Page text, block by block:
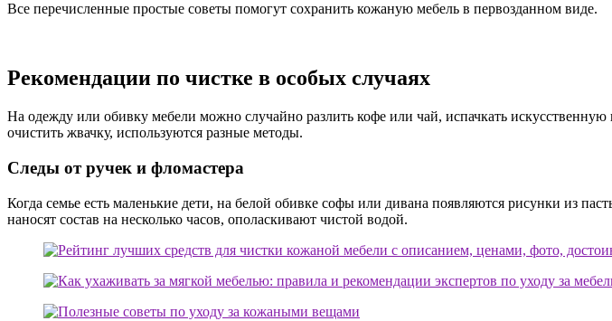
Все перечисленные простые советы помогут сохранить кожаную мебель в первозданном виде.
Рекомендации по чистке в особых случаях
На одежду или обивку мебели можно случайно разлить кофе или чай, испачкать
очистить жвачку, используются разные методы.
Следы от ручек и фломастера
Когда семье есть маленькие дети, на белой обивке софы или дивана появляются рисунки из
наносят состав на несколько часов, ополаскивают чистой водой.